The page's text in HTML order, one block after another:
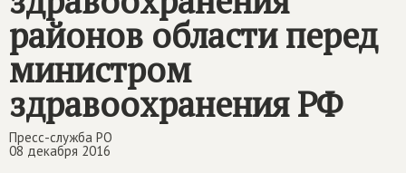
районов области перед
министром
здравоохранения РФ
Пресс-служба РО
08 декабря 2016